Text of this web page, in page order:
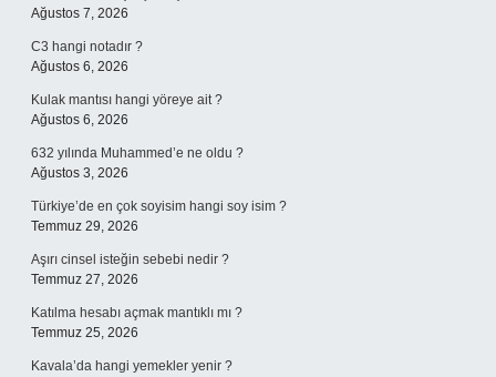
Ağustos 7, 2026
C3 hangi notadır ?
Ağustos 6, 2026
Kulak mantısı hangi yöreye ait ?
Ağustos 6, 2026
632 yılında Muhammed’e ne oldu ?
Ağustos 3, 2026
Türkiye’de en çok soyisim hangi soy isim ?
Temmuz 29, 2026
Aşırı cinsel isteğin sebebi nedir ?
Temmuz 27, 2026
Katılma hesabı açmak mantıklı mı ?
Temmuz 25, 2026
Kavala’da hangi yemekler yenir ?